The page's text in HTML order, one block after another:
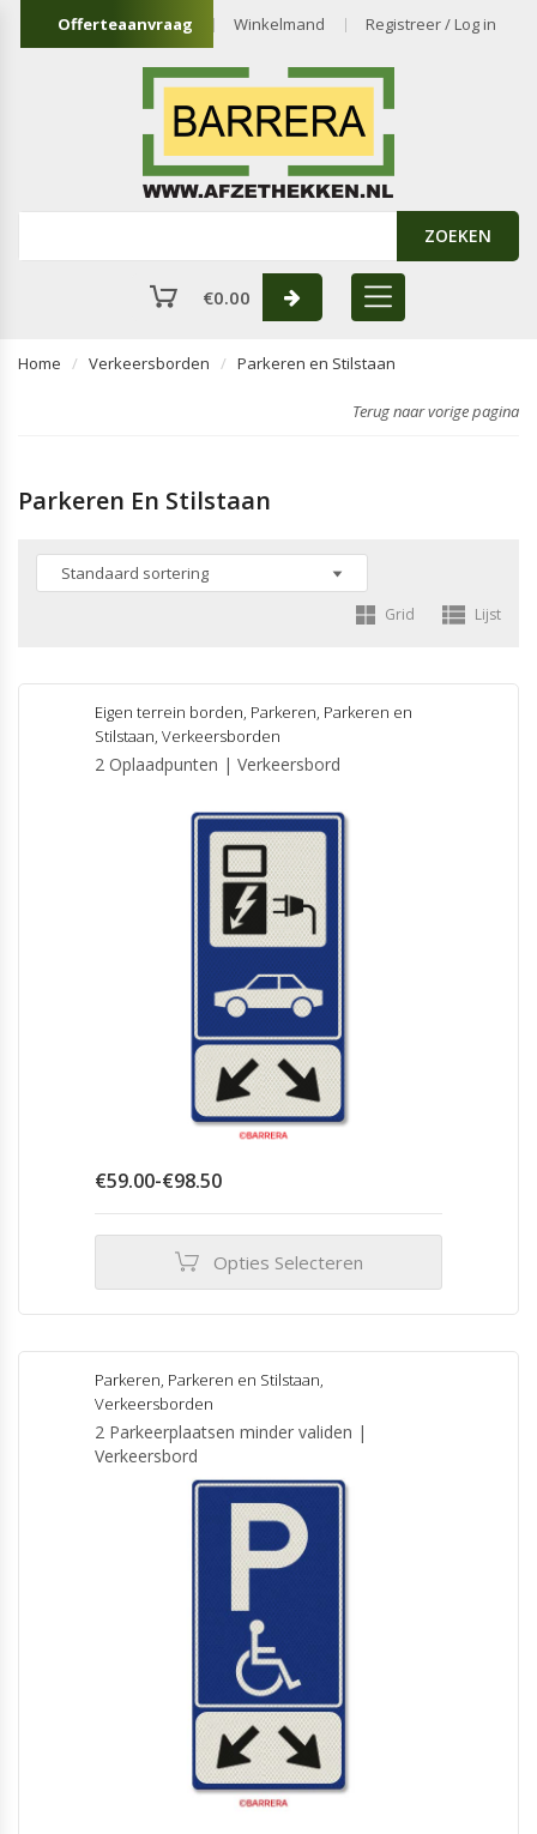
Offerteaanvraag Winkelmand Registreer / Log in
ZOEKEN
€0.00
Home Verkeersborden Parkeren en Stilstaan
Terug naar vorige pagina
Parkeren En Stilstaan
Grid Lijst
Eigen terrein borden, Parkeren, Parkeren en
Stilstaan, Verkeersborden
2 Oplaadpunten | Verkeersbord
€59.00-€98.50Prijsklasse:
€98.50
Opties Selecteren
heeft
meerdere
variaties.
optie
kan
productpagina
Parkeren, Parkeren en Stilstaan,
Verkeersborden
2 Parkeerplaatsen minder validen |
Verkeersbord